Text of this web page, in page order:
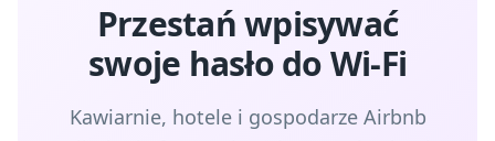
Przestań wpisywać
swoje hasło do Wi-Fi
Kawiarnie, hotele i gospodarze Airbnb